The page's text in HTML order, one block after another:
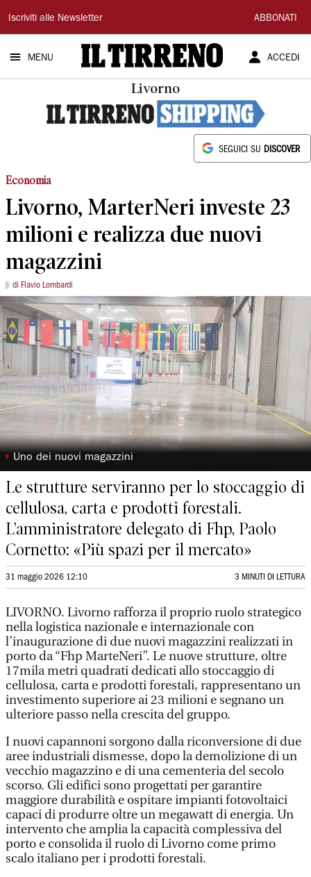
Il
Tirreno
Iscriviti alle Newsletter ABBONATI
MENU ACCEDI
Livorno
SEGUICI SU DISCOVER
Economia
Livorno, MarterNeri investe 23
milioni e realizza due nuovi
magazzini
di Flavio Lombardi
◗ Uno dei nuovi magazzini
Le strutture serviranno per lo stoccaggio di
cellulosa, carta e prodotti forestali.
L’amministratore delegato di Fhp, Paolo
Cornetto: «Più spazi per il mercato»
31 maggio 2026 12:10 3 MINUTI DI LETTURA
LIVORNO. Livorno rafforza il proprio ruolo strategico
nella logistica nazionale e internazionale con
l’inaugurazione di due nuovi magazzini realizzati in
porto da “Fhp MarteNeri”. Le nuove strutture, oltre
17mila metri quadrati dedicati allo stoccaggio di
cellulosa, carta e prodotti forestali, rappresentano un
investimento superiore ai 23 milioni e segnano un
ulteriore passo nella crescita del gruppo.
I nuovi capannoni sorgono dalla riconversione di due
aree industriali dismesse, dopo la demolizione di un
vecchio magazzino e di una cementeria del secolo
scorso. Gli edifici sono progettati per garantire
maggiore durabilità e ospitare impianti fotovoltaici
capaci di produrre oltre un megawatt di energia. Un
intervento che amplia la capacità complessiva del
porto e consolida il ruolo di Livorno come primo
scalo italiano per i prodotti forestali.